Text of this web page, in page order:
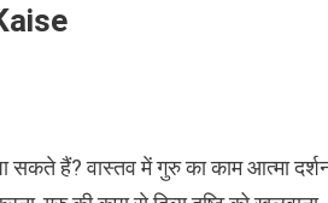
हैं? वास्तव में गुरु का काम आत्मा